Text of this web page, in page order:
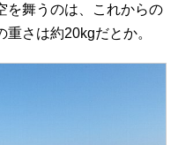
を舞うのは、これからの
さは約20kgだとか。